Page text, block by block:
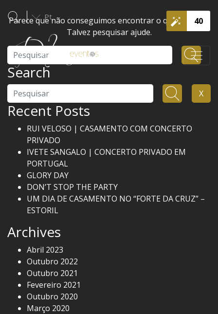
40
Pt
Parece que não conseguimos encontrar o que procura.
Talvez pesquisar ajude.
Search
Pesquisar X
Recent Posts
RUI VELOSO | CASAMENTO COM CONCERTO
PRIVADO
IVETE SANGALO | CONCERTO PRIVADO EM
PORTUGAL
GLORY DAY
DON’T STOP THE PARTY
UM DIA DE CASAMENTO NO “FORTE DA CRUZ” –
ESTORIL
Archives
Abril 2023
Outubro 2022
Outubro 2021
Fevereiro 2021
Outubro 2020
Março 2020